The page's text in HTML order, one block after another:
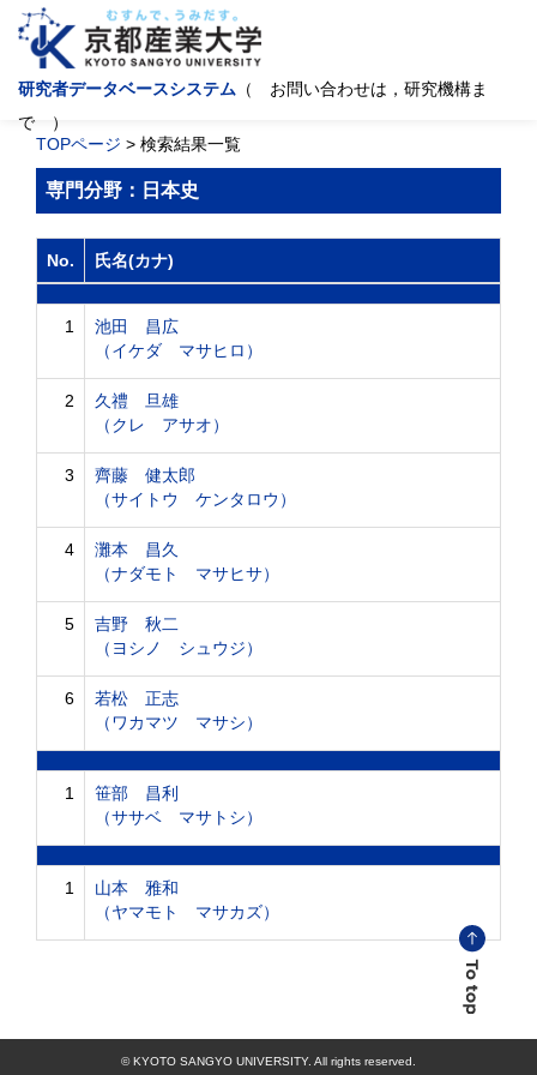
研究者データベースシステム （ お問い合わせは，研究機構ま
で ）
TOPページ > 検索結果一覧
専門分野：日本史
No. 氏名(カナ)
1
池田 昌広
（イケダ マサヒロ）
2
久禮 旦雄
（クレ アサオ）
3
齊藤 健太郎
（サイトウ ケンタロウ）
4
灘本 昌久
（ナダモト マサヒサ）
5
吉野 秋二
（ヨシノ シュウジ）
6
若松 正志
（ワカマツ マサシ）
1
笹部 昌利
（ササベ マサトシ）
1
山本 雅和
（ヤマモト マサカズ）
© KYOTO SANGYO UNIVERSITY. All rights reserved.